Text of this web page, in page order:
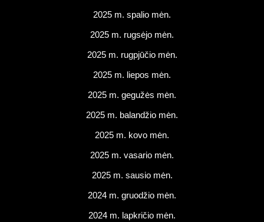
2025 m. spalio mėn.
2025 m. rugsėjo mėn.
2025 m. rugpjūčio mėn.
2025 m. liepos mėn.
2025 m. gegužės mėn.
2025 m. balandžio mėn.
2025 m. kovo mėn.
2025 m. vasario mėn.
2025 m. sausio mėn.
2024 m. gruodžio mėn.
2024 m. lapkričio mėn.